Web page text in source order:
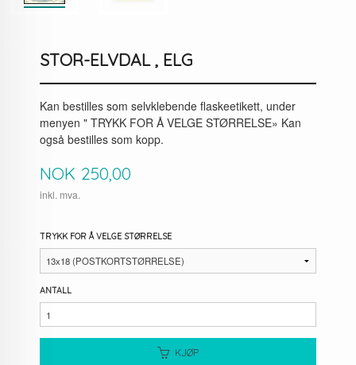
STOR-ELVDAL , ELG
Kan bestilles som selvklebende flaskeetikett, under
menyen " TRYKK FOR Å VELGE STØRRELSE» Kan
også bestilles som kopp.
Pris
NOK 250,00
inkl. mva.
TRYKK FOR Å VELGE STØRRELSE
ANTALL
KJØP